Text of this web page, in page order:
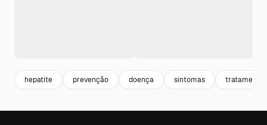
hepatite prevenção doença sintomas tratamento